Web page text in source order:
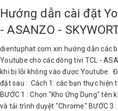
Hướng dẫn cài đặt
- ASANZO -
dientuphat.com xin hướng dẫn các
Youtube cho các dòng tivi TCL -
khi bị lỗi không vào được Youtube.
đặt sau : Cách 1: các bạn thực hiện
BƯỚC 1 : Chọn "Kho Ứng Dụng" tên
và tải trình duyệt "Chrome" BƯỚC 3